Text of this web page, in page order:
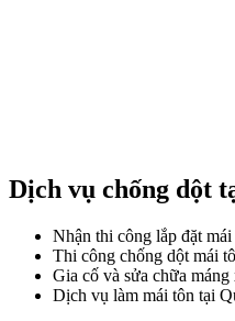
Dịch vụ chống dột
Nhận thi công lắp đặt
Thi công chống dột mái
Gia cố và sửa chữa
Dịch vụ làm mái tôn tại